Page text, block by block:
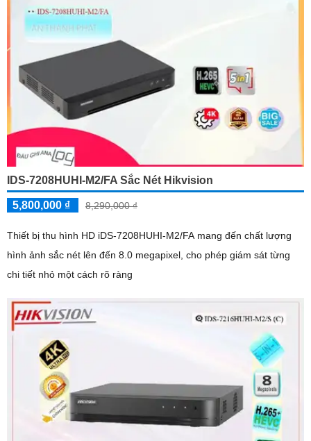
IDS-7208HUHI-M2/FA Sắc Nét Hikvision
5,800,000 ₫ 8,290,000 ₫
Thiết bị thu hình HD iDS-7208HUHI-M2/FA mang đến chất lượng
hình ảnh sắc nét lên đến 8.0 megapixel, cho phép giám sát từng
chi tiết nhỏ một cách rõ ràng